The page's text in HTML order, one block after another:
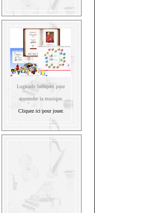
Logiciels ludiques pour
apprendre la musique.
Cliquez ici pour jouer.